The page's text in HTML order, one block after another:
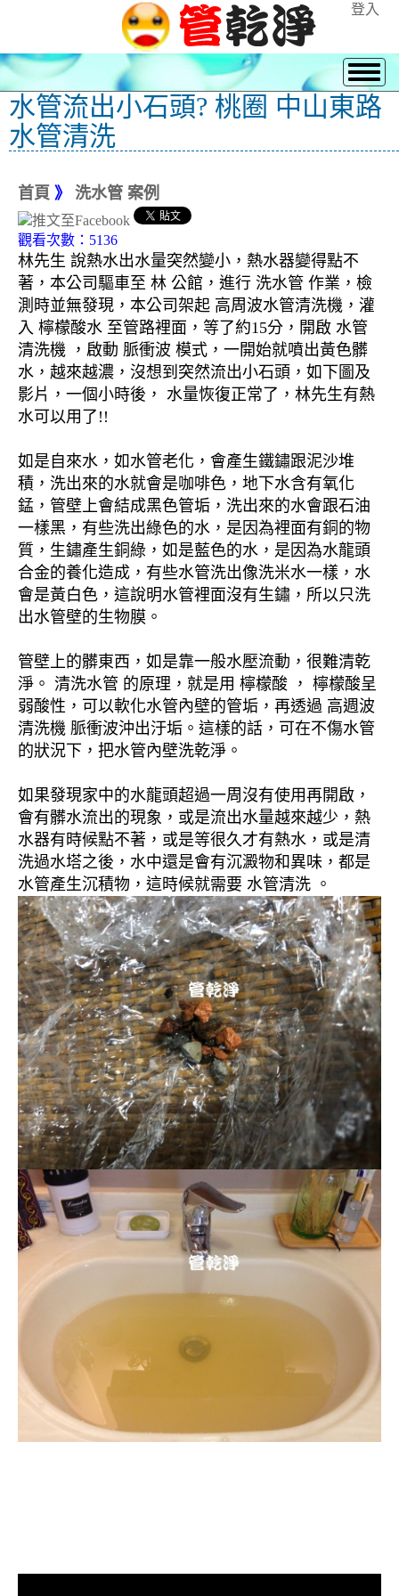
登入
水管流出小石頭? 桃圈 中山東路
水管清洗
首頁 》 洗水管 案例
觀看次數：5136
林先生 說熱水出水量突然變小，熱水器變得點不
著，本公司驅車至 林 公館，進行 洗水管 作業，檢
測時並無發現，本公司架起 高周波水管清洗機，灌
入 檸檬酸水 至管路裡面，等了約15分，開啟 水管
清洗機 ，啟動 脈衝波 模式，一開始就噴出黃色髒
水，越來越濃，沒想到突然流出小石頭，如下圖及
影片，一個小時後， 水量恢復正常了，林先生有熱
水可以用了!!
如是自來水，如水管老化，會產生鐵鏽跟泥沙堆
積，洗出來的水就會是咖啡色，地下水含有氧化
錳，管壁上會結成黑色管垢，洗出來的水會跟石油
一樣黑，有些洗出綠色的水，是因為裡面有銅的物
質，生鏽產生銅綠，如是藍色的水，是因為水龍頭
合金的養化造成，有些水管洗出像洗米水一樣，水
會是黃白色，這說明水管裡面沒有生鏽，所以只洗
出水管壁的生物膜。
管壁上的髒東西，如是靠一般水壓流動，很難清乾
淨。 清洗水管 的原理，就是用 檸檬酸 ， 檸檬酸呈
弱酸性，可以軟化水管內壁的管垢，再透過 高週波
清洗機 脈衝波沖出汙垢。這樣的話，可在不傷水管
的狀況下，把水管內壁洗乾淨。
如果發現家中的水龍頭超過一周沒有使用再開啟，
會有髒水流出的現象，或是流出水量越來越少，熱
水器有時候點不著，或是等很久才有熱水，或是清
洗過水塔之後，水中還是會有沉澱物和異味，都是
水管產生沉積物，這時候就需要 水管清洗 。